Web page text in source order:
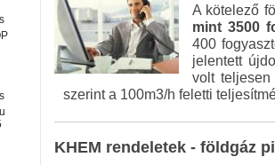
A kötelező
mint 3500
400
jelentett
volt
szerint a 100m3/h feletti
KHEM rendeletek - földgáz